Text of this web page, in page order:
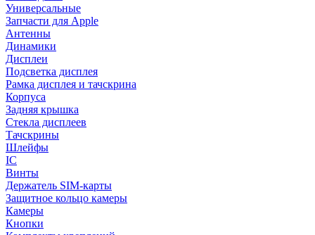
Универсальные
Запчасти для Apple
Антенны
Динамики
Дисплеи
Подсветка дисплея
Рамка дисплея и тачскрина
Корпуса
Задняя крышка
Стекла дисплеев
Тачскрины
Шлейфы
IC
Винты
Держатель SIM-карты
Защитное кольцо камеры
Камеры
Кнопки